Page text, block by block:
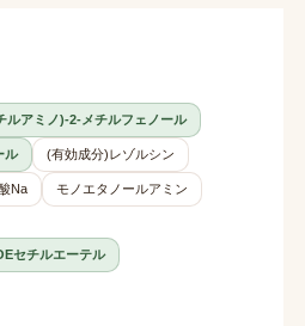
ルアミノ)-2-メチルフェノール
ル (有効成分)レゾルシン
Na
モノエタノールアミン
セチルエーテル